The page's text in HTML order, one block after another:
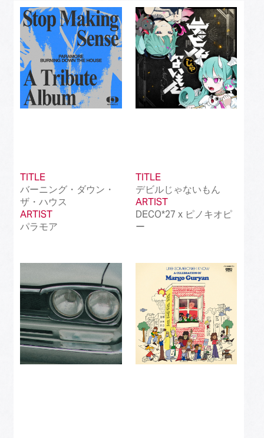
Best J-Rock Song (214)
Best Japanese Hip Hop/Rap Song (161)
Best Japanese R&B/Contemporary Song (212)
Best Japanese Dance Pop Song (172)
Best Idol Culture Song
Best Anime Song
Best Revival Hit Song
Best Instrumental Song (50)
Best Vocaloid Culture Song (99)
Best Music Video (145)
Best Dance Performance (39)
TITLE
バーニング・ダウン・
ザ・ハウス
ARTIST
パラモア
TITLE
デビルじゃないもん
ARTIST
DECO*27 x ピノキオピ
ー